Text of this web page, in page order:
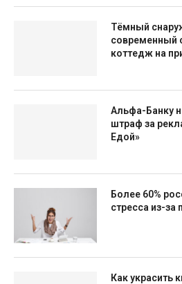
Тёмный
современный
коттедж на
Альфа-Банку
штраф за
Едой»
Более 60%
стресса из-за
Как украсить